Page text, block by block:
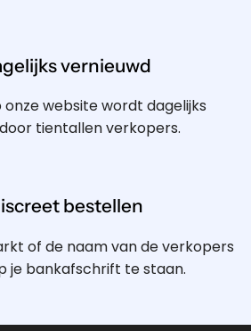
vernieuwd
website wordt dagelijks
tientallen verkopers.
bestellen
of de naam van de verkopers
je bankafschrift te staan.